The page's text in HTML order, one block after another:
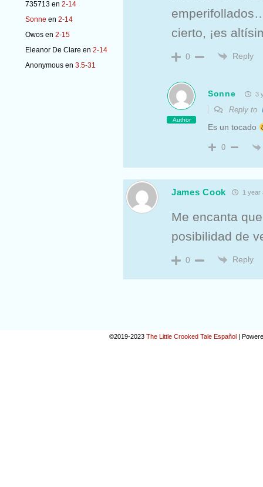
735713 en 2-14
Sonne en 2-14
Owos en 2-15
Eleanor De Clare en 2-14
Anonymous en 3.5-31
cierto, ¡es
0 Reply
Author
Sonne 3
Reply to
Es un tocado
0
James Cook 1 year
Me encanta
posibilidad de
0 Reply
©2019-2023 The Little Crooked Tale Español |